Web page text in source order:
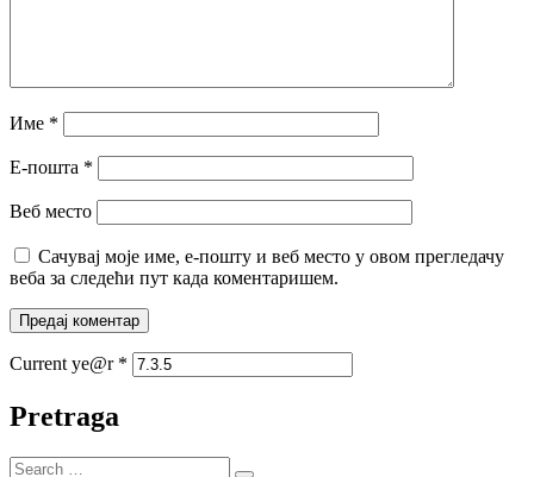
Име *
Е-пошта *
Веб место
Сачувај моје име, е-пошту и веб место у овом прегледачу
веба за следећи пут када коментаришем.
Current ye@r *
Pretraga